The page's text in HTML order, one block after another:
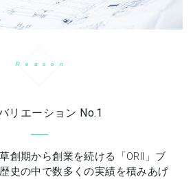
R e a s o n
リエーション No.1
創期から創業を続ける「ORII」ブ
史の中で数多くの実績を積みあげ